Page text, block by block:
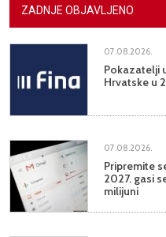
ZADNJE OBJAVLJENO
07.08.2026.
Pokazatelji
Hrvatske u
07.08.2026.
Pripremite
2027. gasi
milijuni